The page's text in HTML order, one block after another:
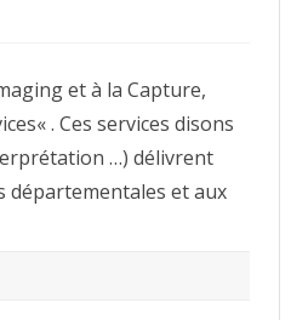
et à la Capture,
. Ces services disons
…) délivrent
départementales et aux